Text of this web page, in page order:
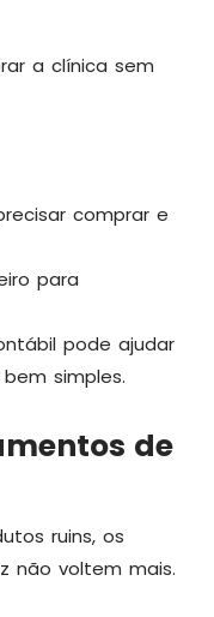
a clínica sem
comprar e
para
pode ajudar
simples.
de
ruins, os
não voltem mais.